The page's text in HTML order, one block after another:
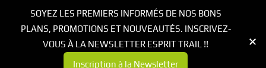
SOYEZ LES PREMIERS INFORMÉS DE NOS BONS
PLANS, PROMOTIONS ET NOUVEAUTÉS. INSCRIVEZ-
VOUS À LA NEWSLETTER ESPRIT TRAIL !!
Inscription à la Newsletter